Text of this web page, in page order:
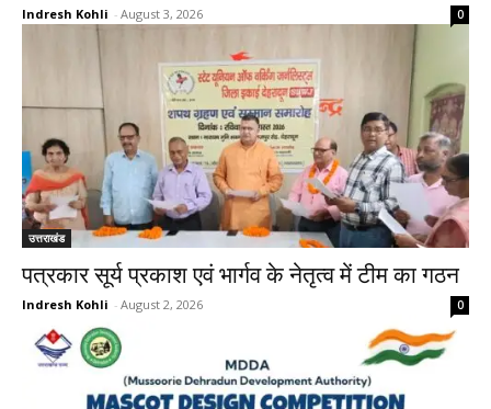
Indresh Kohli - August 3, 2026 0
उत्तराखंड
पत्रकार सूर्य प्रकाश एवं भार्गव के नेतृत्व में टीम का गठन
Indresh Kohli - August 2, 2026 0